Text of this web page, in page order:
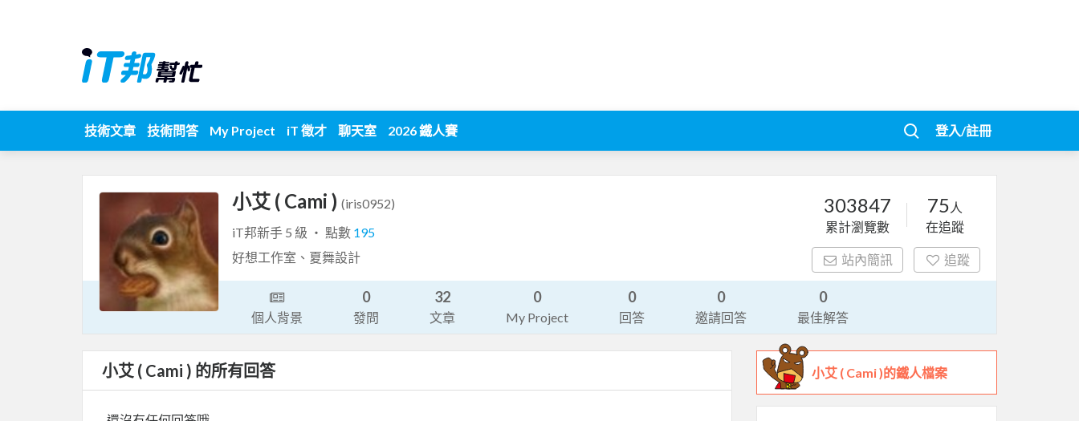
技術文章 技術問答 My Project iT 徵才 聊天室 2026 鐵人賽 登入/註冊
小艾 ( Cami ) (iris0952)
iT邦新手 5 級 ‧ 點數 195
好想工作室、夏舞設計
303847
累計瀏覽數
75 人
在追蹤
站內簡訊 追蹤
個人背景
0
發問
32
文章
0
My Project
0
回答
0
邀請回答
0
最佳解答
小艾 ( Cami ) 的所有回答 小艾 ( Cami )的鐵人檔案